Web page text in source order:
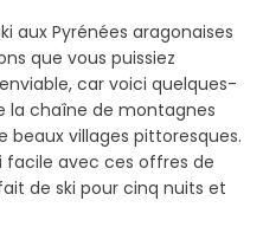
aux Pyrénées aragonaises
que vous puissiez
car voici quelques-
la chaîne de montagnes
beaux villages pittoresques.
facile avec ces offres de
de ski pour cinq nuits et